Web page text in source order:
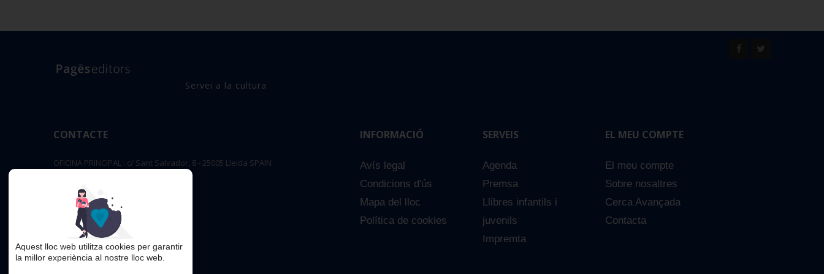
Servei a la cultura
CONTACTE
OFICINA PRINCIPAL : c/ Sant Salvador, 8 - 25005 Lleida SPAIN
editorial@pageseditors.cat
Telèfon: 973 23 66 11
pageseditors.cat
INFORMACIÓ
Avís legal
Condicions d'ús
Mapa del lloc
Política de cookies
SERVEIS
Agenda
Premsa
Llibres infantils i
juvenils
Impremta
EL MEU COMPTE
El meu compte
Sobre nosaltres
Cerca Avançada
Contacta
Aquest lloc web utilitza cookies per garantir
la millor experiència al nostre lloc web.